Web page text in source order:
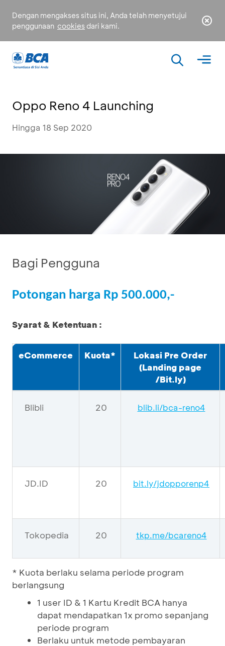
Dengan mengakses situs ini, Anda telah menyetujui
penggunaan cookies dari kami.
Oppo Reno 4 Launching
Hingga 18 Sep 2020
Bagi Pengguna
Potongan harga Rp 500.000,-
Syarat & Ketentuan :
eCommerce Kuota*
Lokasi Pre Order
(Landing page
/Bit.ly)
Blibli 20 blib.li/bca-reno4
JD.ID 20 bit.ly/jdopporenp4
Tokopedia 20 tkp.me/bcareno4
* Kuota berlaku selama periode program
berlangsung
1 user ID & 1 Kartu Kredit BCA hanya
dapat mendapatkan 1x promo sepanjang
periode program
Berlaku untuk metode pembayaran